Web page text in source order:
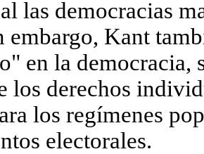
las democracias
embargo, Kant
en la democracia,
los derechos
los regímenes
electorales.